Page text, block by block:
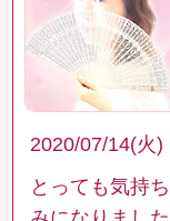
2020/07/14(火)
とっても気持